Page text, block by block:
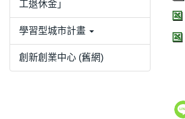
工退休金」
學習型城市計畫
創新創業中心 (舊網)